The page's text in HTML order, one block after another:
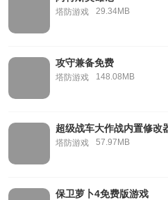
塔防游戏 29.34MB
攻守兼备免费
塔防游戏 148.08MB
超级战车大作战内置修改
塔防游戏 57.97MB
保卫萝卜4免费版游戏